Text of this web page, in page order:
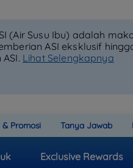
(Air Susu Ibu) adalah
ASI eksklusif
Lihat Selengkapnya
Exclusive Rewards
& Promosi Tanya Jawab